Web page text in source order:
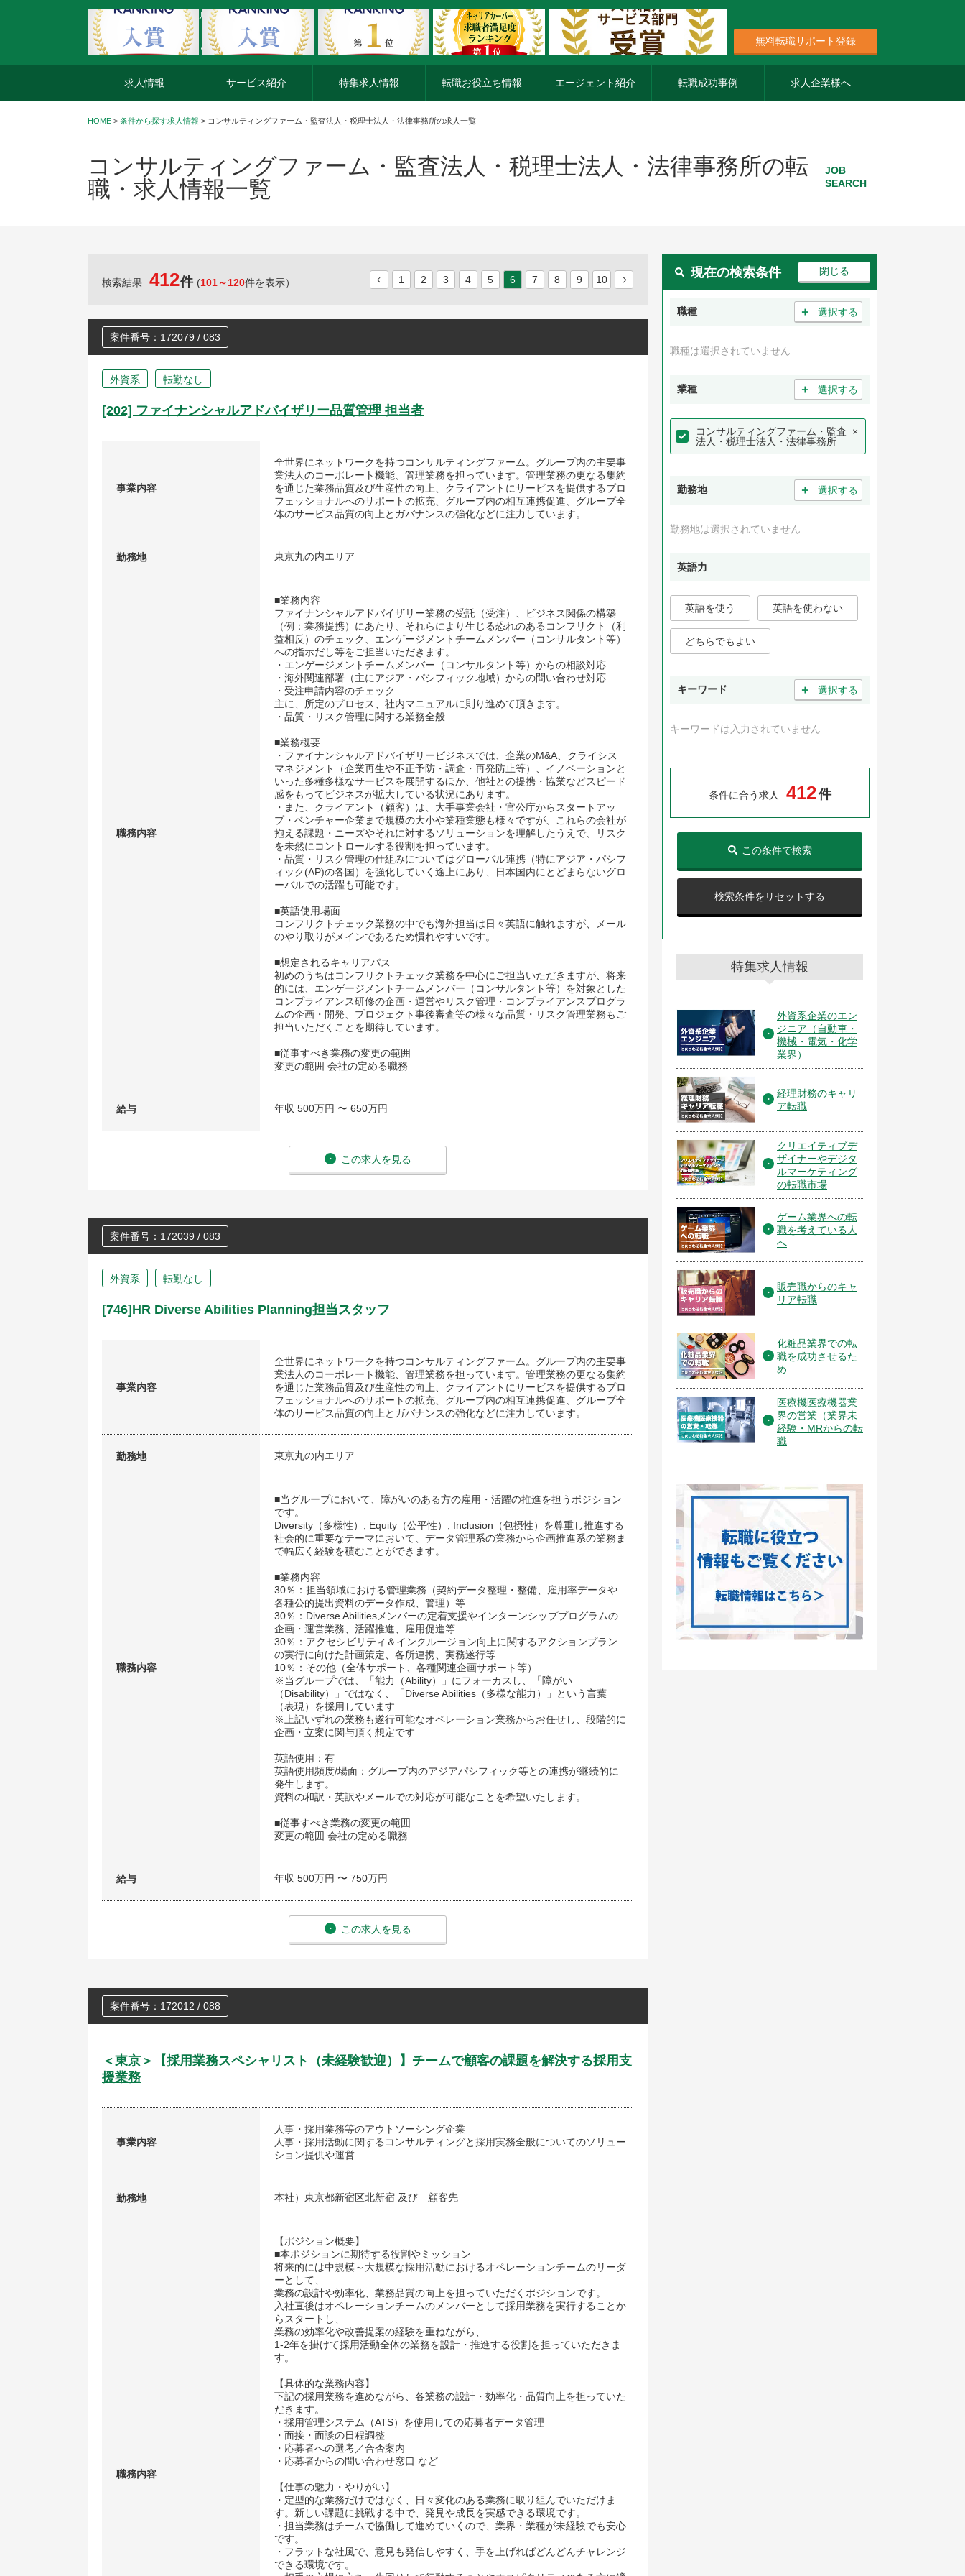
外資系企業の転職・キャリア転職ならアージスジャパン
無料転職サポート登録
求人情報 サービス紹介 特集求人情報 転職お役立ち情報 エージェント紹介 転職成功事例 求人企業様へ
HOME > 条件から探す求人情報 > コンサルティングファーム・監査法人・税理士法人・法律事務所の求人一覧
コンサルティングファーム・監査法人・税理士法人・法律事務所の転
職・求人情報一覧
JOB
SEARCH
検索結果 412件 (101～120件を表示） 1 2 3 4 5 6 7 8 9 10
案件番号：172079 / 083
外資系 転勤なし
[202] ファイナンシャルアドバイザリー品質管理 担当者
事業内容
全世界にネットワークを持つコンサルティングファーム。グループ内の主要事
業法人のコーポレート機能、管理業務を担っています。管理業務の更なる集約
を通じた業務品質及び生産性の向上、クライアントにサービスを提供するプロ
フェッショナルへのサポートの拡充、グループ内の相互連携促進、グループ全
体のサービス品質の向上とガバナンスの強化などに注力しています。
勤務地 東京丸の内エリア
職務内容
■業務内容
ファイナンシャルアドバイザリー業務の受託（受注）、ビジネス関係の構築
（例：業務提携）にあたり、それらにより生じる恐れのあるコンフリクト（利
益相反）のチェック、エンゲージメントチームメンバー（コンサルタント等）
への指示だし等をご担当いただきます。
・エンゲージメントチームメンバー（コンサルタント等）からの相談対応
・海外関連部署（主にアジア・パシフィック地域）からの問い合わせ対応
・受注申請内容のチェック
主に、所定のプロセス、社内マニュアルに則り進めて頂きます。
・品質・リスク管理に関する業務全般
■業務概要
・ファイナンシャルアドバイザリービジネスでは、企業のM&A、クライシス
マネジメント（企業再生や不正予防・調査・再発防止等）、イノベーションと
いった多種多様なサービスを展開するほか、他社との提携・協業などスピード
感をもってビジネスが拡大している状況にあります。
・また、クライアント（顧客）は、大手事業会社・官公庁からスタートアッ
プ・ベンチャー企業まで規模の大小や業種業態も様々ですが、これらの会社が
抱える課題・ニーズやそれに対するソリューションを理解したうえで、リスク
を未然にコントロールする役割を担っています。
・品質・リスク管理の仕組みについてはグローバル連携（特にアジア・パシフ
ィック(AP)の各国）を強化していく途上にあり、日本国内にとどまらないグロ
ーバルでの活躍も可能です。
■英語使用場面
コンフリクトチェック業務の中でも海外担当は日々英語に触れますが、メール
のやり取りがメインであるため慣れやすいです。
■想定されるキャリアパス
初めのうちはコンフリクトチェック業務を中心にご担当いただきますが、将来
的には、エンゲージメントチームメンバー（コンサルタント等）を対象とした
コンプライアンス研修の企画・運営やリスク管理・コンプライアンスプログラ
ムの企画・開発、プロジェクト事後審査等の様々な品質・リスク管理業務もご
担当いただくことを期待しています。
■従事すべき業務の変更の範囲
変更の範囲 会社の定める職務
給与 年収 500万円 〜 650万円
この求人を見る
案件番号：172039 / 083
外資系 転勤なし
[746]HR Diverse Abilities Planning担当スタッフ
事業内容
全世界にネットワークを持つコンサルティングファーム。グループ内の主要事
業法人のコーポレート機能、管理業務を担っています。管理業務の更なる集約
を通じた業務品質及び生産性の向上、クライアントにサービスを提供するプロ
フェッショナルへのサポートの拡充、グループ内の相互連携促進、グループ全
体のサービス品質の向上とガバナンスの強化などに注力しています。
勤務地 東京丸の内エリア
職務内容
■当グループにおいて、障がいのある方の雇用・活躍の推進を担うポジション
です。
Diversity（多様性）, Equity（公平性）, Inclusion（包摂性）を尊重し推進する
社会的に重要なテーマにおいて、データ管理系の業務から企画推進系の業務ま
で幅広く経験を積むことができます。
■業務内容
30％：担当領域における管理業務（契約データ整理・整備、雇用率データや
各種公的提出資料のデータ作成、管理）等
30％：Diverse Abilitiesメンバーの定着支援やインターンシッププログラムの
企画・運営業務、活躍推進、雇用促進等
30％：アクセシビリティ＆インクルージョン向上に関するアクションプラン
の実行に向けた計画策定、各所連携、実務遂行等
10％：その他（全体サポート、各種関連企画サポート等）
※当グループでは、「能力（Ability）」にフォーカスし、「障がい
（Disability）」ではなく、「Diverse Abilities（多様な能力）」という言葉
（表現）を採用しています
※上記いずれの業務も遂行可能なオペレーション業務からお任せし、段階的に
企画・立案に関与頂く想定です
英語使用：有
英語使用頻度/場面：グループ内のアジアパシフィック等との連携が継続的に
発生します。
資料の和訳・英訳やメールでの対応が可能なことを希望いたします。
■従事すべき業務の変更の範囲
変更の範囲 会社の定める職務
給与 年収 500万円 〜 750万円
この求人を見る
案件番号：172012 / 088
＜東京＞【採用業務スペシャリスト（未経験歓迎）】チームで顧客の課題を解決する採用支
援業務
事業内容
人事・採用業務等のアウトソーシング企業
人事・採用活動に関するコンサルティングと採用実務全般についてのソリュー
ション提供や運営
勤務地 本社）東京都新宿区北新宿 及び 顧客先
職務内容
【ポジション概要】
■本ポジションに期待する役割やミッション
将来的には中規模～大規模な採用活動におけるオペレーションチームのリーダ
ーとして、
業務の設計や効率化、業務品質の向上を担っていただくポジションです。
入社直後はオペレーションチームのメンバーとして採用業務を実行することか
らスタートし、
業務の効率化や改善提案の経験を重ねながら、
1-2年を掛けて採用活動全体の業務を設計・推進する役割を担っていただきま
す。
【具体的な業務内容】
下記の採用業務を進めながら、各業務の設計・効率化・品質向上を担っていた
だきます。
・採用管理システム（ATS）を使用しての応募者データ管理
・面接・面談の日程調整
・応募者への選考／合否案内
・応募者からの問い合わせ窓口 など
【仕事の魅力・やりがい】
・定型的な業務だけではなく、日々変化のある業務に取り組んでいただけま
す。新しい課題に挑戦する中で、発見や成長を実感できる環境です。
・担当業務はチームで協働して進めていくので、業界・業種が未経験でも安心
です。
・フラットな社風で、意見も発信しやすく、手を上げればどんどんチャレンジ
できる環境です。
現在の検索条件
職種 ＋ 選択する
職種は選択されていません
業種 ＋ 選択する
コンサルティングファーム・監査
法人・税理士法人・法律事務所
×
勤務地 ＋ 選択する
勤務地は選択されていません
英語力
英語を使う 英語を使わない
どちらでもよい
キーワード ＋ 選択する
キーワードは入力されていません
条件に合う求人 412件
検索条件をリセットする
この条件で検索
特集求人情報
外資系企業のエン
ジニア（自動車・
機械・電気・化学
業界）
経理財務のキャリ
ア転職
クリエイティブデ
ザイナーやデジタ
ルマーケティング
の転職市場
ゲーム業界への転
職を考えている人
へ
販売職からのキャ
リア転職
化粧品業界での転
職を成功させるた
め
医療機医療機器業
界の営業（業界未
経験・MRからの転
職